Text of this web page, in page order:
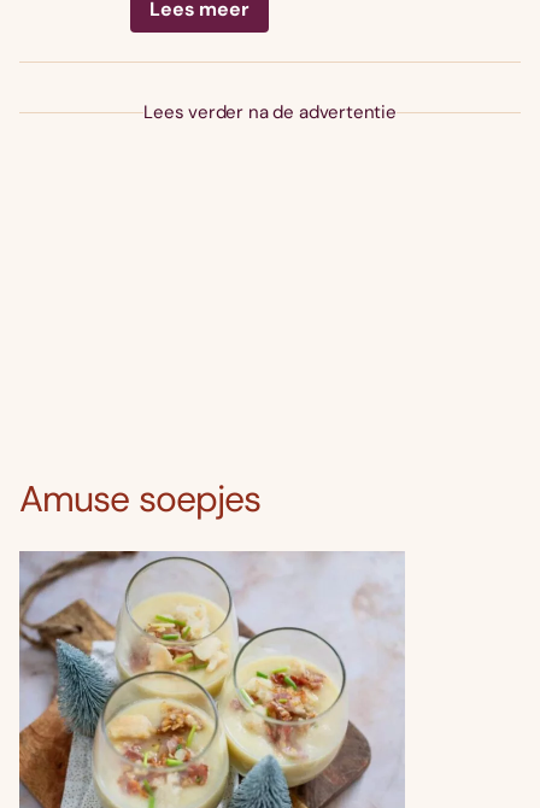
Lees meer
Lees verder na de advertentie
Amuse soepjes